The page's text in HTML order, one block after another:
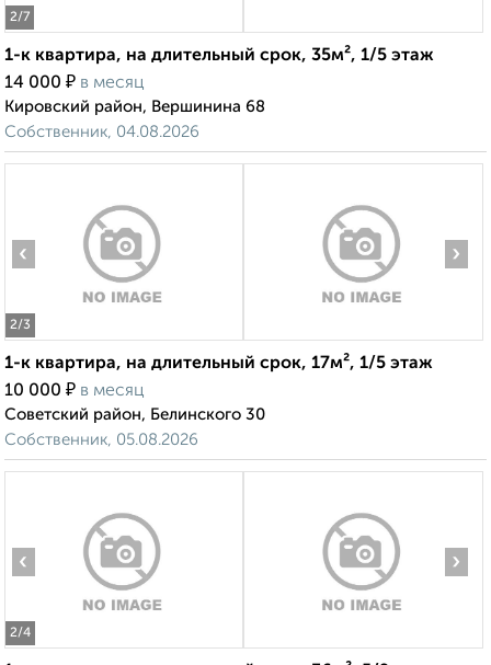
2/7
1-к квартира, на длительный срок, 35м², 1/5 этаж
14 000 ₽ в месяц
Кировский район, Вершинина 68
Собственник, 04.08.2026
2/3
‹ ›
1-к квартира, на длительный срок, 17м², 1/5 этаж
10 000 ₽ в месяц
Советский район, Белинского 30
Собственник, 05.08.2026
2/4
‹ ›